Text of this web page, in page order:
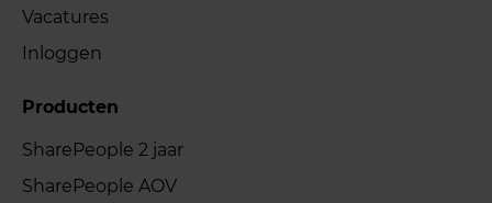
Vacatures
Inloggen
Producten
SharePeople 2 jaar
SharePeople AOV